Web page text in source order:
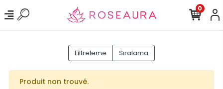
0
Filtreleme Sıralama
Produit non trouvé.